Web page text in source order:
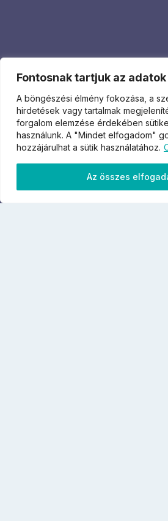
Fontosnak tartjuk az
A böngészési élmény fokozása, a
hirdetések vagy tartalmak
forgalom elemzése érdekében
használunk. A "Mindet elfogadom"
hozzájárulhat a sütik használatához.
Az összes
Útvonalak